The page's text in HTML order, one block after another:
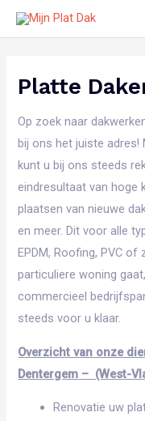
inhoudPlatte
Op zoek naar
bij ons het juiste adres!
kunt u bij ons steeds
eindresultaat van hoge
plaatsen van nieuwe
en meer. Dit voor alle
EPDM, Roofing, PVC
particuliere woning
commercieel
steeds voor u klaar.
Overzicht van onze
Dentergem – (West-
Renovatie uw